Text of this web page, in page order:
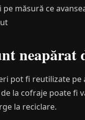
pe măsură ce
neapărat
pot fi reutilizate
la cofraje poate fi
la reciclare.